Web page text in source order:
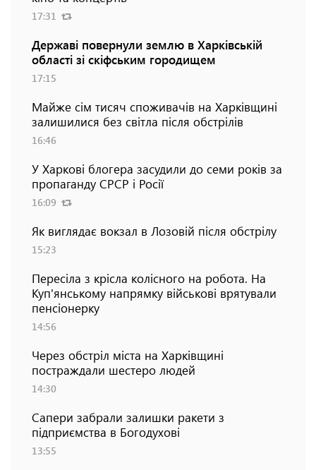
17:31
Державі повернули землю в Харківській
області зі скіфським городищем
17:15
Майже сім тисяч споживачів на Харківщині
залишилися без світла після обстрілів
16:46
У Харкові блогера засудили до семи років за
пропаганду СРСР і Росії
16:09
Як виглядає вокзал в Лозовій після обстрілу
15:23
Пересіла з крісла колісного на робота. На
Куп'янському напрямку військові врятували
пенсіонерку
14:56
Через обстріл міста на Харківщині
постраждали шестеро людей
14:30
Сапери забрали залишки ракети з
підприємства в Богодухові
13:55